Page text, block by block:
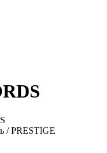
/ PRESTIGE